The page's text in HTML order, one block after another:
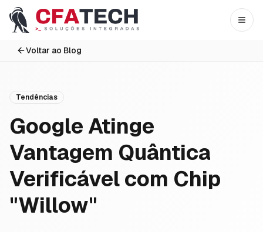
Pular para o conteúdo principal
Abrir
Voltar ao Blog
Tendências
Google Atinge
Vantagem Quântica
Verificável com Chip
"Willow"